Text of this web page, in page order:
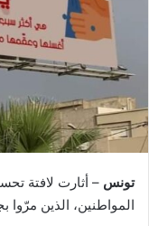
تونس – أثارت لافتة
المواطنين، الذين مرّوا